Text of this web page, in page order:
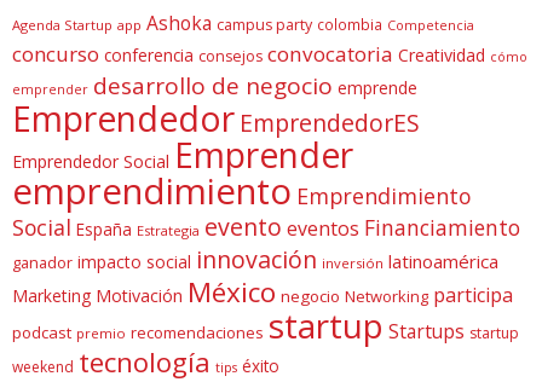
Agenda Startup app Ashoka campus party colombia Competencia
concurso conferencia consejos convocatoria Creatividad cómo
emprender desarrollo de negocio emprende
Emprendedor EmprendedorES
Emprendedor Social Emprender
emprendimiento Emprendimiento
Social España Estrategia evento eventos Financiamiento
ganador impacto social innovación inversión latinoamérica
Marketing Motivación México negocio Networking participa
podcast premio recomendaciones startup Startups startup
weekend tecnología tips éxito